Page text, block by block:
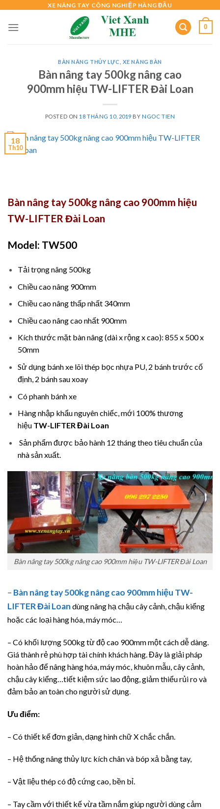
content
XE NÂNG TAY CÔNG NGHIỆP HÀNG ĐẦU
0
BÀN NÂNG THỦY LỰC XE NÂNG BÀN
Bàn nâng tay 500kg nâng cao
900mm hiệu TW-LIFTER Đài Loan
POSTED ON 18 THÁNG 10, 2019 BYNGOC TIEN
18
Th10
Bàn nâng tay 500kg nâng cao 900mm hiệu
TW-LIFTER Đài Loan
Model: TW500
Tải trọng nâng 500kg
Chiều cao nâng 900mm
Chiều cao nâng thấp nhất 340mm
Chiều cao nâng cao nhất 900mm
Kích thước mặt bàn nâng (dài x rộng x cao): 855 x 500 x
50mm
Sử dụng bánh xe lõi thép bọc nhựa PU, 2 bánh trước cố
định, 2 bánh sau xoay
Có phanh bánh xe
Hàng nhập khẩu nguyên chiếc, mới 100% thương
hiệu TW-LIFTER Đài Loan
Sản phẩm được bảo hành 12 tháng theo tiêu chuẩn của
nhà sản xuất.
Bàn nâng tay 500kg nâng cao 900mm hiệu TW-LIFTER Đài Loan
– Bàn nâng tay 500kg nâng cao 900mm hiệu TW-
LIFTER Đài Loan dùng nâng hạ chậu cây cảnh, chậu kiểng
hoặc các loại hàng hóa, máy móc…
– Có khối lượng 500kg từ độ cao 900mm một cách dễ dàng.
Giá thành rẻ phù hợp tài chính khách hàng. Đây là giải pháp
hoàn hảo để nâng hàng hóa, máy móc, khuôn mẫu, cây cảnh,
chậu cây kiểng…tiết kiệm sức lao động, giảm thiểu rủi ro và
đảm bảo an toàn cho người sử dụng.
Ưu điểm:
– Có thiết kế đơn giản, dạng hình chữ X chắc chắn.
– Hệ thống nâng thủy lực kích chân và bóp xả bằng tay,
– Vật liệu thép có độ cứng cao, bền bỉ.
– Tay cầm với thiết kế vừa tầm nắm giúp người dùng cảm